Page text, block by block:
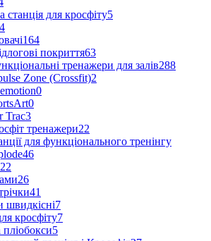
станція для кросфіту5
4
164
покриття63
тренажери для залів288
Zone (Crossfit)2
0
0
Trac3
тренажери22
для функціонального тренінгу
46
22
26
41
швидкісні7
кросфіту7
5